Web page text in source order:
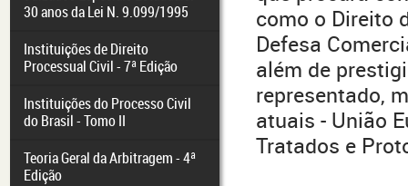
30 anos da Lei N. 9.099/1995
Instituições de Direito
Processual Civil - 7ª Edição
Instituições do Processo Civil
do Brasil - Tomo II
Teoria Geral da Arbitragem - 4ª
Edição
como o Direito
Defesa
além de
representado,
atuais - União
Tratados e